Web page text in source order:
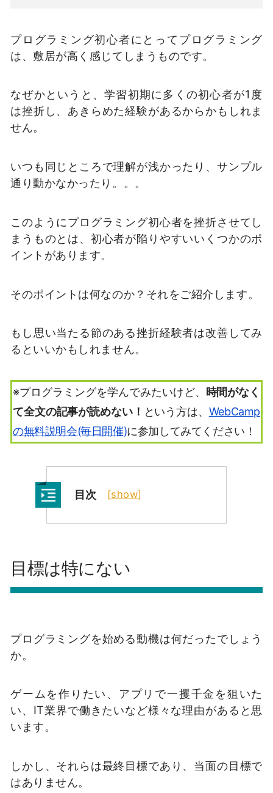
プログラミング初心者にとってプログラミング
は、敷居が高く感じてしまうものです。
なぜかというと、学習初期に多くの初心者が1度
は挫折し、あきらめた経験があるからかもしれま
せん。
いつも同じところで理解が浅かったり、サンプル
通り動かなかったり。。。
このようにプログラミング初心者を挫折させてし
まうものとは、初心者が陥りやすいいくつかのポ
イントがあります。
そのポイントは何なのか？それをご紹介します。
もし思い当たる節のある挫折経験者は改善してみ
るといいかもしれません。
※プログラミングを学んでみたいけど、
時間がなく
て全文の記事が読めない！ という方は、 WebCamp
の無料説明会(毎日開催)に参加してみてください！
目次 [show]
目標は特にない
プログラミングを始める動機は何だったでしょう
か。
ゲームを作りたい、アプリで一攫千金を狙いた
い、IT業界で働きたいなど様々な理由があると思
います。
しかし、それらは最終目標であり、当面の目標で
はありません。